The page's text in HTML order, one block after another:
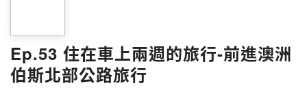
Ep.53 住在車上兩週的旅行-前進澳洲
伯斯北部公路旅行